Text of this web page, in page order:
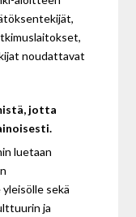
noudattavat
jotta
luetaan
sekä
ja